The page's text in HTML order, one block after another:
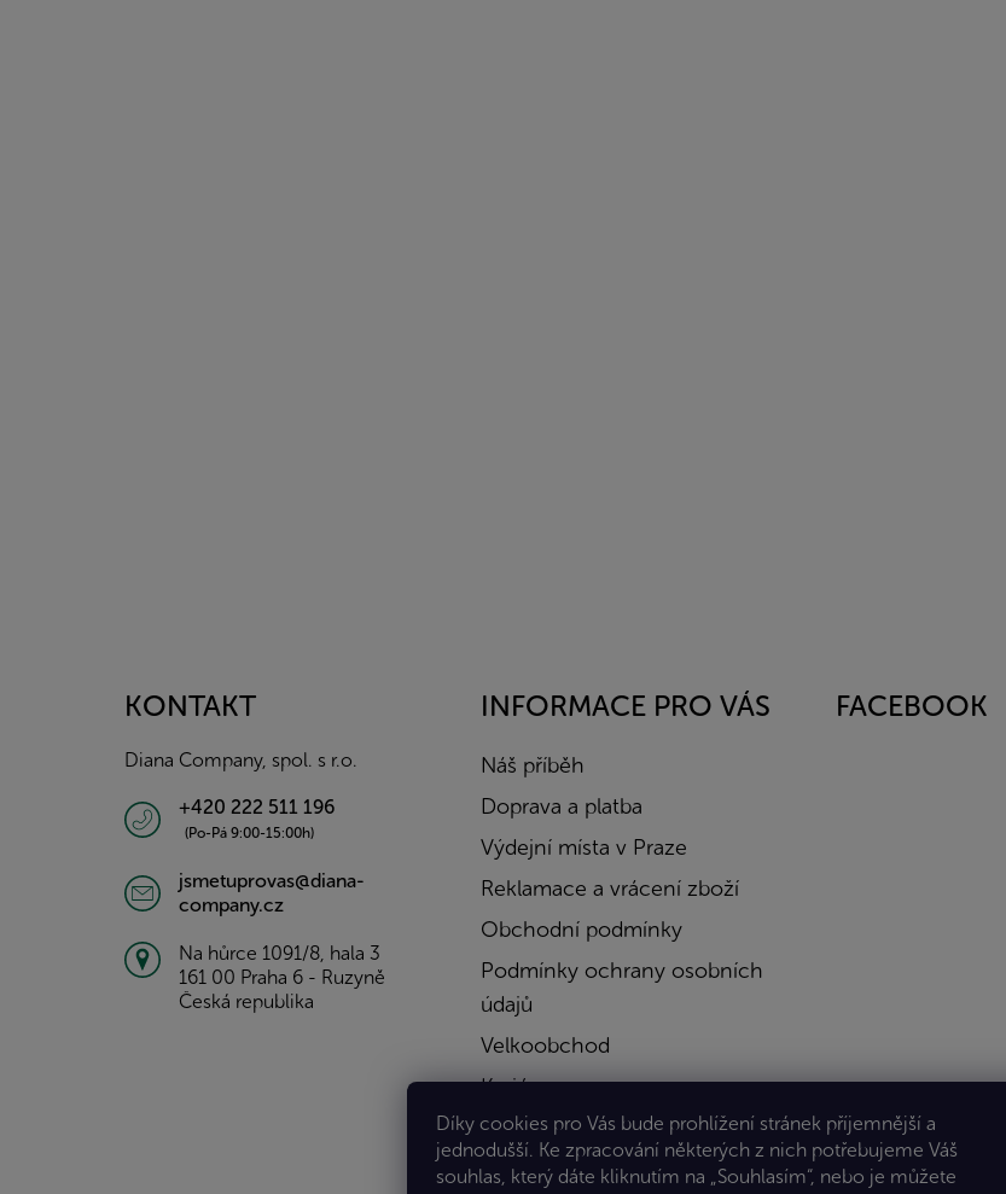
Díky cookies pro Vás bude prohlížení stránek příjemnější a
jednodušší. Ke zpracování některých z nich potřebujeme Váš
souhlas, který dáte kliknutím na „Souhlasím“, nebo je můžete
KONTAKT
Diana Company, spol. s r.o.
+420 222 511 196
(Po-Pá 9:00-15:00h)
jsmetuprovas@diana-
company.cz
Na hůrce 1091/8, hala 3
161 00 Praha 6 - Ruzyně
Česká republika
INFORMACE PRO VÁS
Náš příběh
Doprava a platba
Výdejní místa v Praze
Reklamace a vrácení zboží
Obchodní podmínky
Podmínky ochrany osobních
údajů
Velkoobchod
Kariéra
Kontakty
FACEBOOK